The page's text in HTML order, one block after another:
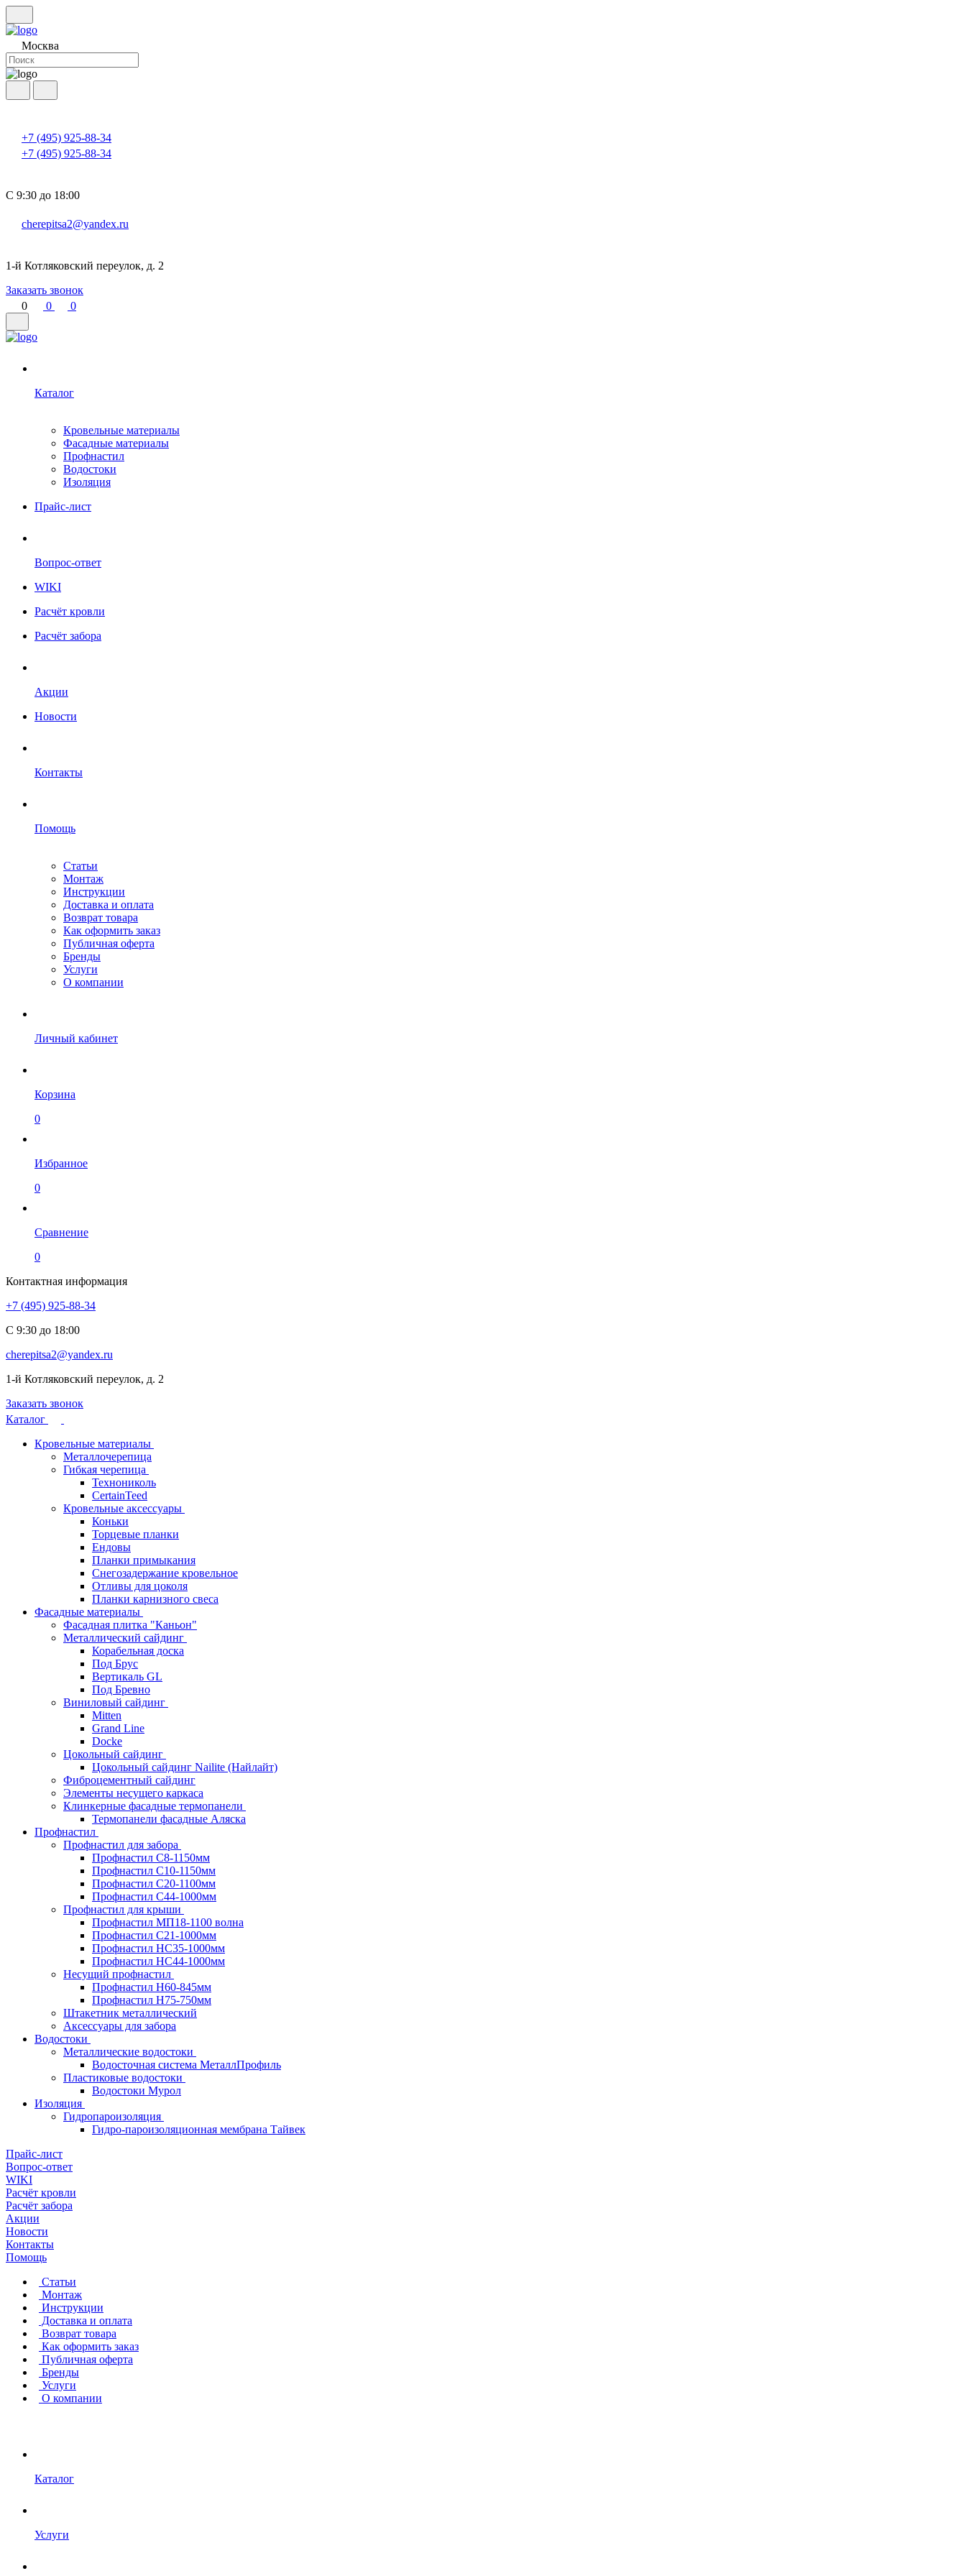
Москва
+7 (495) 925-88-34
+7 (495) 925-88-34
С 9:30 до 18:00
cherepitsa2@yandex.ru
1-й Котляковский переулок, д. 2
Заказать звонок
0
0 0
Каталог
Кровельные материалы
Фасадные материалы
Профнастил
Водостоки
Изоляция
Прайс-лист
Вопрос-ответ
WIKI
Расчёт кровли
Расчёт забора
Акции
Новости
Контакты
Помощь
Статьи
Монтаж
Инструкции
Доставка и оплата
Возврат товара
Как оформить заказ
Публичная оферта
Бренды
Услуги
О компании
Личный кабинет
Корзина
0
Избранное
0
Сравнение
0
Контактная информация
+7 (495) 925-88-34
С 9:30 до 18:00
cherepitsa2@yandex.ru
1-й Котляковский переулок, д. 2
Заказать звонок
Каталог
Кровельные материалы
Металлочерепица
Гибкая черепица
Технониколь
CertainTeed
Кровельные аксессуары
Коньки
Торцевые планки
Ендовы
Планки примыкания
Снегозадержание кровельное
Отливы для цоколя
Планки карнизного свеса
Фасадные материалы
Фасадная плитка "Каньон"
Металлический сайдинг
Корабельная доска
Под Брус
Вертикаль GL
Под Бревно
Виниловый сайдинг
Mitten
Grand Line
Docke
Цокольный сайдинг
Цокольный сайдинг Nailite (Найлайт)
Фиброцементный сайдинг
Элементы несущего каркаса
Клинкерные фасадные термопанели
Термопанели фасадные Аляска
Профнастил
Профнастил для забора
Профнастил С8-1150мм
Профнастил С10-1150мм
Профнастил С20-1100мм
Профнастил С44-1000мм
Профнастил для крыши
Профнастил МП18-1100 волна
Профнастил С21-1000мм
Профнастил HC35-1000мм
Профнастил НС44-1000мм
Несущий профнастил
Профнастил Н60-845мм
Профнастил H75-750мм
Штакетник металлический
Аксессуары для забора
Водостоки
Металлические водостоки
Водосточная система МеталлПрофиль
Пластиковые водостоки
Водостоки Мурол
Изоляция
Гидропароизоляция
Гидро-пароизоляционная мембрана Тайвек
Прайс-лист
Вопрос-ответ
WIKI
Расчёт кровли
Расчёт забора
Акции
Новости
Контакты
Помощь
Статьи
Монтаж
Инструкции
Доставка и оплата
Возврат товара
Как оформить заказ
Публичная оферта
Бренды
Услуги
О компании
Каталог
Услуги